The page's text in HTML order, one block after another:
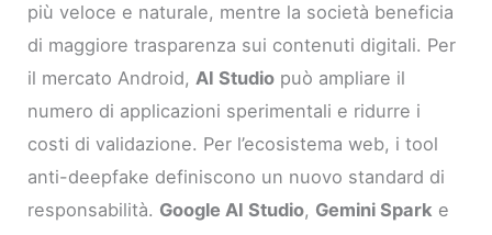
più veloce e naturale, mentre la società beneficia
di maggiore trasparenza sui contenuti digitali. Per
il mercato Android,AI Studio può ampliare il
numero di applicazioni sperimentali e ridurre i
costi di validazione. Per l’ecosistema web, i tool
anti-deepfake definiscono un nuovo standard di
responsabilità. Google AI Studio, Gemini Spark e